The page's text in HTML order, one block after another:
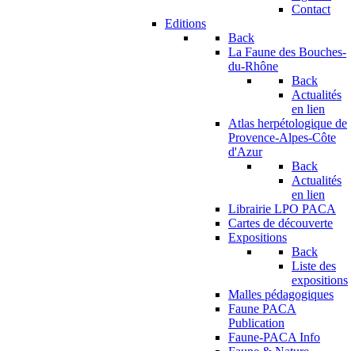
Contact
Editions
Back
La Faune des Bouches-
du-Rhône
Back
Actualités
en lien
Atlas herpétologique de
Provence-Alpes-Côte
d'Azur
Back
Actualités
en lien
Librairie LPO PACA
Cartes de découverte
Expositions
Back
Liste des
expositions
Malles pédagogiques
Faune PACA
Publication
Faune-PACA Info